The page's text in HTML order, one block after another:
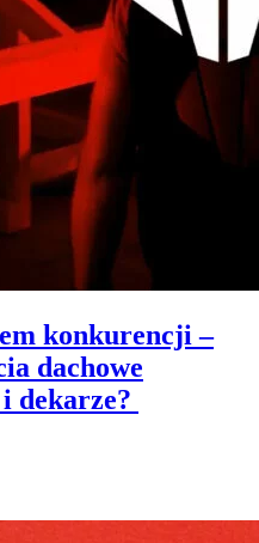
konkurencji –
dachowe
dekarze?